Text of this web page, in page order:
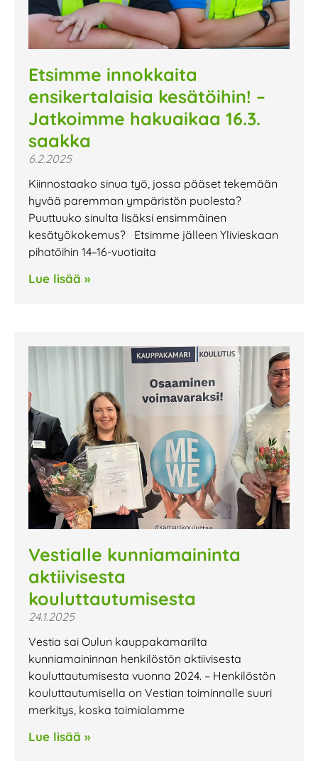
Etsimme innokkaita
ensikertalaisia kesätöihin! –
Jatkoimme hakuaikaa 16.3.
saakka
6.2.2025
Kiinnostaako sinua työ, jossa pääset tekemään
hyvää paremman ympäristön puolesta?
Puuttuuko sinulta lisäksi ensimmäinen
kesätyökokemus? Etsimme jälleen Ylivieskaan
pihatöihin 14–16-vuotiaita
Lue lisää »
Vestialle kunniamaininta
aktiivisesta
kouluttautumisesta
24.1.2025
Vestia sai Oulun kauppakamarilta
kunniamaininnan henkilöstön aktiivisesta
kouluttautumisesta vuonna 2024. – Henkilöstön
kouluttautumisella on Vestian toiminnalle suuri
merkitys, koska toimialamme
Lue lisää »